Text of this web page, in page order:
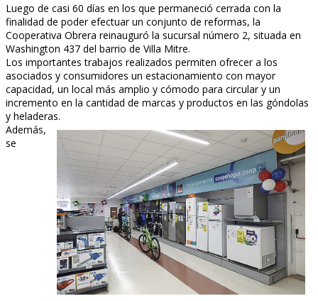
Luego de casi 60 días en los que permaneció cerrada con la
finalidad de poder efectuar un conjunto de reformas, la
Cooperativa Obrera reinauguró la sucursal número 2, situada en
Washington 437 del barrio de Villa Mitre.
Los importantes trabajos realizados permiten ofrecer a los
asociados y consumidores un estacionamiento con mayor
capacidad, un local más amplio y cómodo para circular y un
incremento en la cantidad de marcas y productos en las góndolas
y heladeras.
Además,
se